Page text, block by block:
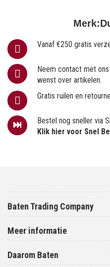
Merk:
Vanaf €250 gratis
Neem contact met
wenst over artikelen.
Gratis ruilen en
Bestel nog sneller via
Klik hier voor Snel
Baten Trading Company
Meer informatie
Daarom Baten